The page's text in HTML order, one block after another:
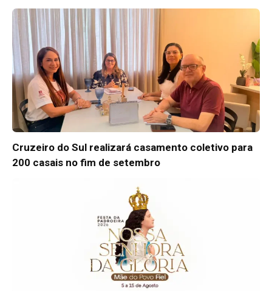
Cruzeiro do Sul realizará casamento coletivo para
200 casais no fim de setembro